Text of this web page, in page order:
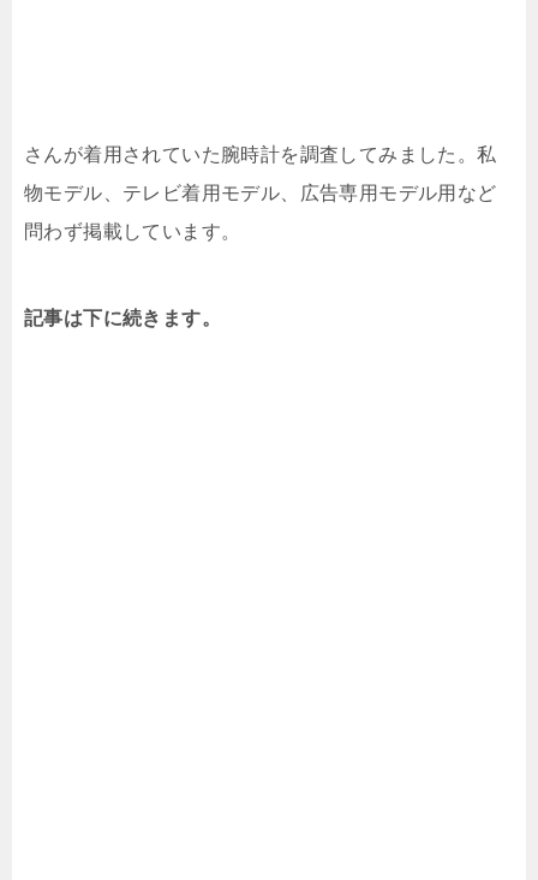
さんが着用されていた腕時計を調査してみました。私
物モデル、テレビ着用モデル、広告専用モデル用など
問わず掲載しています。
記事は下に続きます。